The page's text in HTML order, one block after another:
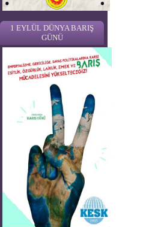
1 EYLÜL DÜNYA BARIŞ
GÜNÜ